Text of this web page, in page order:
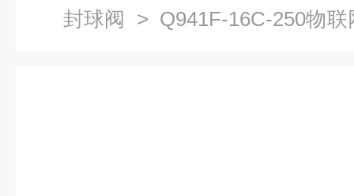
封球阀 > Q941F-16C-250物